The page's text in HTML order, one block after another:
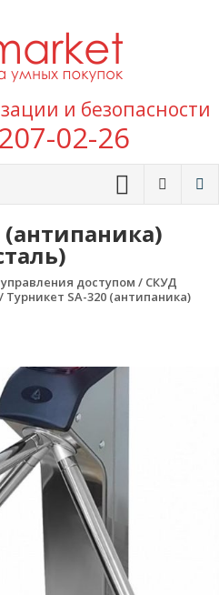
покупок
и безопасности
02-26
(антипаника)
доступом / СКУД
/ Турникет SA-320 (антипаника)